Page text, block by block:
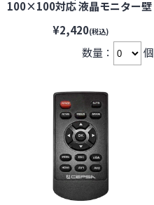
100×100対応 液晶モニター壁
ラ】【監視カメラ】【セキュ
リティーカメラ】【塚本無線】
¥2,420(税込)
数量： 個